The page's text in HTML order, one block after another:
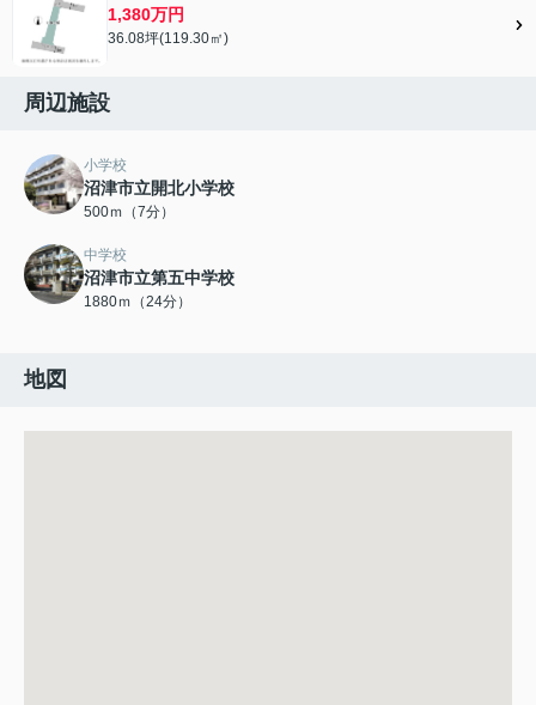
1,380万円
36.08坪(119.30㎡)
周辺施設
小学校
沼津市立開北小学校
500ｍ（7分）
中学校
沼津市立第五中学校
1880ｍ（24分）
地図